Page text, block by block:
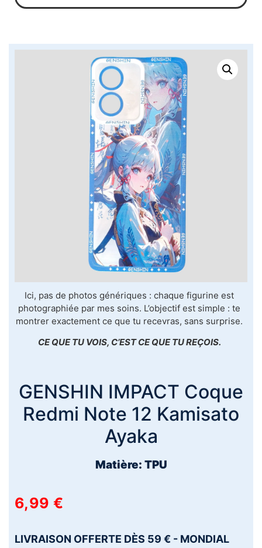
Ici, pas de photos génériques : chaque figurine est
photographiée par mes soins. L’objectif est simple : te
montrer exactement ce que tu recevras, sans surprise.
CE QUE TU VOIS, C’EST CE QUE TU REÇOIS.
GENSHIN IMPACT Coque
Redmi Note 12 Kamisato
Ayaka
Matière: TPU
6,99 €
LIVRAISON OFFERTE DÈS 59 € - MONDIAL